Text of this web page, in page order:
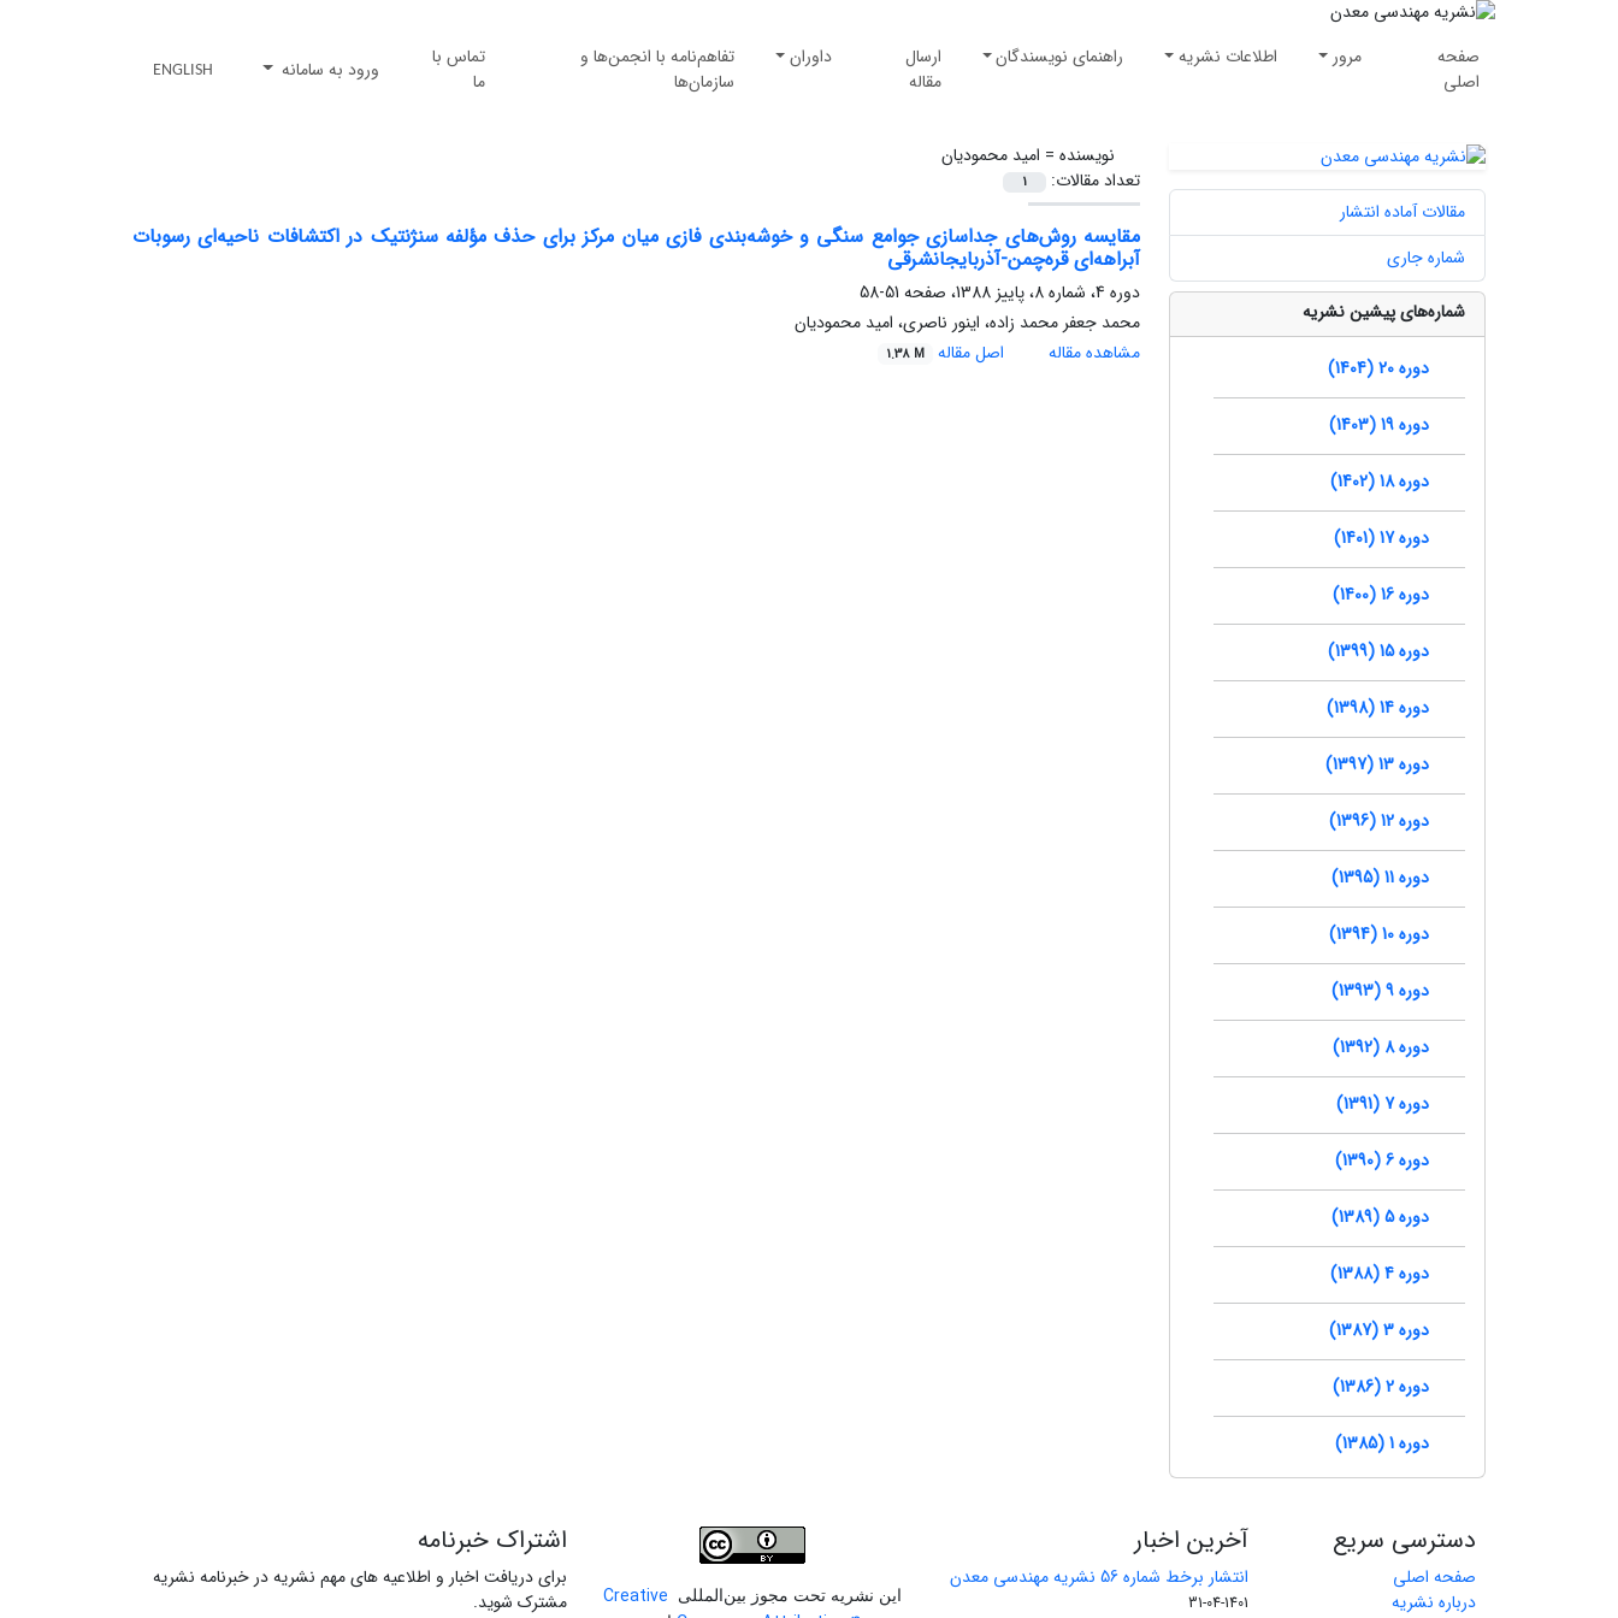
صفحه
اصلی
مرور اطلاعات نشریه راهنمای نویسندگان
ارسال
مقاله
داوران
تفاهم‌نامه با انجمن‌ها و
سازمان‌ها
تماس با
ما
ورود به سامانه ENGLISH
نویسنده = امید محمودیان
تعداد مقالات:
1
مقایسه روش‌های جداسازی جوامع سنگی و خوشه‌بندی فازی میان مرکز برای حذف مؤلفه سنژنتیک در اکتشافات ناحیه‌ای رسوبات
آبراهه‌ای قره‌چمن-آذربایجانشرقی
دوره 4، شماره 8، پاییز 1388، صفحه
51-58
محمد جعفر محمد زاده، اینور ناصری، امید محمودیان
مشاهده مقاله
اصل مقاله 1.38 M
مقالات آماده انتشار
شماره جاری
شماره‌های پیشین نشریه
دوره 20 (1404)
دوره 19 (1403)
دوره 18 (1402)
دوره 17 (1401)
دوره 16 (1400)
دوره 15 (1399)
دوره 14 (1398)
دوره 13 (1397)
دوره 12 (1396)
دوره 11 (1395)
دوره 10 (1394)
دوره 9 (1393)
دوره 8 (1392)
دوره 7 (1391)
دوره 6 (1390)
دوره 5 (1389)
دوره 4 (1388)
دوره 3 (1387)
دوره 2 (1386)
دوره 1 (1385)
دسترسی سریع
صفحه اصلی
درباره نشریه
آخرین اخبار
انتشار برخط شماره 56 نشریه مهندسی معدن
1401-04-31 این نشریه تحت مجوز بین‌المللی
Creative
اشتراک خبرنامه
برای دریافت اخبار و اطلاعیه های مهم نشریه در خبرنامه نشریه
مشترک شوید.